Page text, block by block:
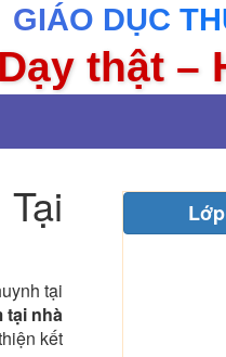
GIÁO DỤC
Dạy thật –
tại
tại nhà
kết